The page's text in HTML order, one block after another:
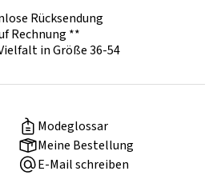
Rücksendung
Rechnung **
in Größe 36-54
Modeglossar
Meine Bestellung
E-Mail schreiben